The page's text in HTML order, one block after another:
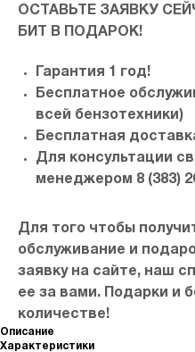
ОСТАВЬТЕ ЗАЯВКУ
БИТ В ПОДАРОК!
Гарантия 1 год!
Бесплатное
всей бензотехники)
Бесплатная
Для консультации
менеджером 8 (383)
Для того чтобы
обслуживание и
заявку на сайте, наш
ее за вами. Подарки и
количестве!
Описание
Характеристики